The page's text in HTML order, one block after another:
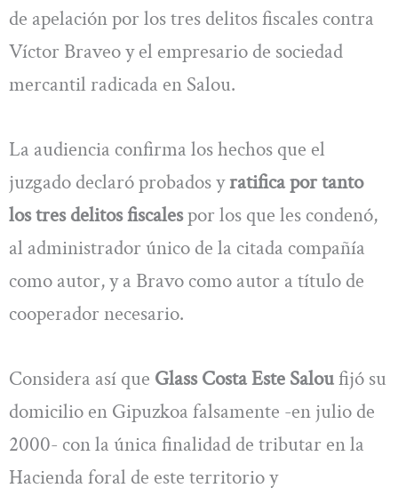
de apelación por los tres delitos fiscales contra
Víctor Braveo y el empresario de sociedad
mercantil radicada en Salou.
La audiencia confirma los hechos que el
juzgado declaró probados yratifica por tanto
los tres delitos fiscalespor los que les condenó,
al administrador único de la citada compañía
como autor, y a Bravo como autor a título de
cooperador necesario.
Considera así que Glass Costa Este Saloufijó su
domicilio en Gipuzkoa falsamente -en julio de
2000- con la única finalidad de tributar en la
Hacienda foral de este territorio y